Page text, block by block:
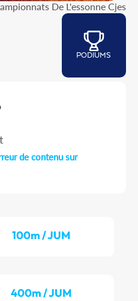
De L'essonne Cjes
PODIUMS
de contenu sur
100m / JUM
400m / JUM